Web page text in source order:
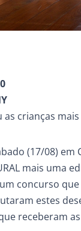
as crianças
(17/08) em
mais
concurso
estes
receberam